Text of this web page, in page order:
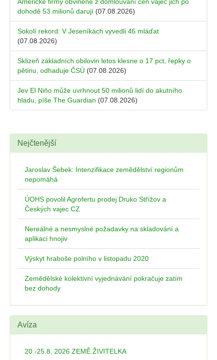
Americké firmy obviněné z domlouvání cen vajec jich po
dohodě 53 milionů darují (07.08.2026)
Sokolí rekord: V Jeseníkách vyvedli 46 mláďat
(07.08.2026)
Sklizeň základních obilovin letos klesne o 17 pct, řepky o
pětinu, odhaduje ČSÚ (07.08.2026)
Jev El Niňo může uvrhnout 50 milionů lidí do akutního
hladu, píše The Guardian (07.08.2026)
Nejčtenější
Jaroslav Šebek: Intenzifikace zemědělství regionům
nepomáhá
ÚOHS povolil Agrofertu prodej Druko Střížov a
Českých vajec CZ
Nereálné a nesmyslné požadavky na skladování a
aplikaci hnojiv
Výskyt hraboše polního v listopadu 2020
Zemědělské kolektivní vyjednávání pokračuje zatím
bez dohody
Avíza
20.-25.8. 2026 ZEMĚ ŽIVITELKA